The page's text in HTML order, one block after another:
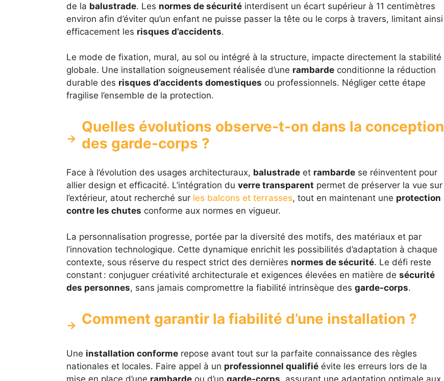
de la balustrade. Les normes de sécuritéinterdisent un écart supérieur à 11 centimètres
environ afin d’éviter qu’un enfant ne puisse passer la tête ou le corps à travers, limitant ainsi
efficacement les risques d’accidents.
Le mode de fixation, mural, au sol ou intégré à la structure, impacte directement la stabilité
globale. Une installation soigneusement réalisée d’une rambardeconditionne la réduction
durable des risques d’accidents domestiques ou professionnels. Négliger cette étape
fragilise l’ensemble de la protection.
Quelles évolutions observe-t-on dans la conception
des garde-corps ?
Face à l’évolution des usages architecturaux, balustradeet rambardese réinventent pour
allier design et efficacité. L’intégration du verre transparent permet de préserver la vue sur
l’extérieur, atout recherché sur les balcons et terrasses, tout en maintenant une protection
contre les chutes conforme aux normes en vigueur.
La personnalisation progresse, portée par la diversité des motifs, des matériaux et par
l’innovation technologique. Cette dynamique enrichit les possibilités d’adaptation à chaque
contexte, sous réserve du respect strict des dernières normes de sécurité. Le défi reste
constant : conjuguer créativité architecturale et exigences élevées en matière de sécurité
des personnes, sans jamais compromettre la fiabilité intrinsèque des garde-corps.
Comment garantir la fiabilité d’une installation ?
Une installation conformerepose avant tout sur la parfaite connaissance des règles
nationales et locales. Faire appel à un professionnel qualifiéévite les erreurs lors de la
mise en place d’une rambardeou d’un garde-corps , assurant une adaptation optimale aux